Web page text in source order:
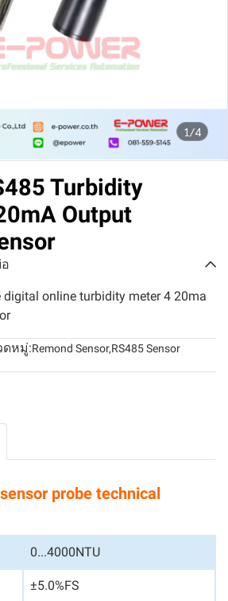
1/4
Turbidity
Output
digital online turbidity meter 4 20ma
หมู่:Remond Sensor,RS485 Sensor
probe technical
0...4000NTU
±5.0%FS